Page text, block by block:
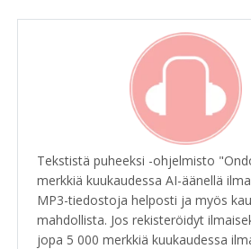
Tekstistä puheeksi -ohjelmisto
merkkiä kuukaudessa AI-äänellä
MP3-tiedostoja helposti ja myös
mahdollista. Jos rekisteröidyt
jopa 5 000 merkkiä kuukaudessa